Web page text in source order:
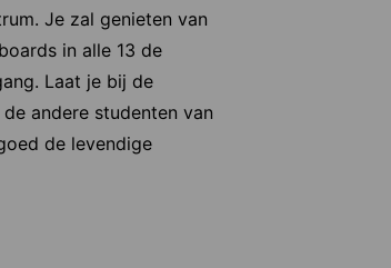
Je zal genieten van
in alle 13 de
Laat je bij de
andere studenten van
de levendige